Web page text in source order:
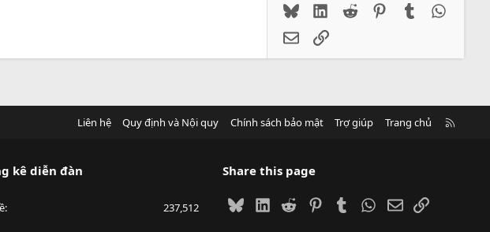
BlueskyLinkedIn
Reddit PinterestTumblr
EmailLink
Liên hệ Quy định và Nội quy Chính sách bảo mật Trợ giúp Trang chủ
kê diễn đàn
237,512
Share this page
BlueskyLinkedIn
Reddit PinterestTumblrWhatsApp
EmailLink